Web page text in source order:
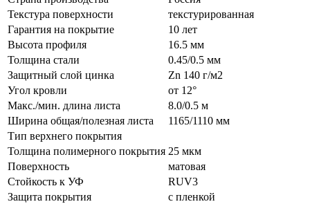
Текстура поверхности
текстурированная
Гарантия на покрытие
10 лет
Высота профиля
16.5 мм
Толщина стали
0.45/0.5 мм
Защитный слой цинка
Zn 140 г/м2
Угол кровли
от 12°
Макс./мин. длина листа
8.0/0.5 м
Ширина общая/полезная листа
1165/1110 мм
Тип верхнего покрытия
Толщина полимерного покрытия 25 мкм
Поверхность
матовая
Стойкость к УФ
RUV3
Защита покрытия
с пленкой